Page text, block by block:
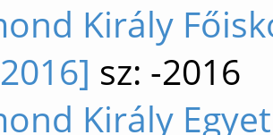
Király
sz: -2016
Király